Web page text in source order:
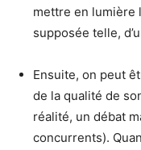
mettre en lumière
supposée telle,
Ensuite, on peut
de la qualité de
réalité, un débat
concurrents).